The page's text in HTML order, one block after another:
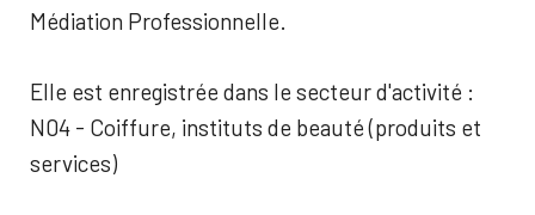
Médiation Professionnelle.
Elle est enregistrée dans le secteur d'activité :
N04 - Coiffure, instituts de beauté (produits et
services)